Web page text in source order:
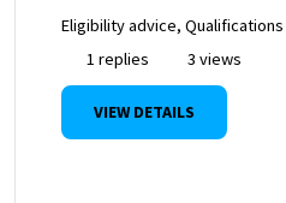
Eligibility advice, Qualifications
1 replies
3 views
VIEW DETAILS